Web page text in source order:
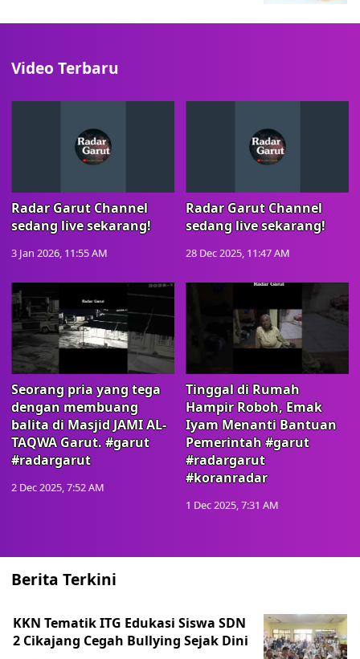
Video Terbaru
Radar Garut Channel
sedang live sekarang!
3 Jan 2026, 11:55 AM
Radar Garut Channel
sedang live sekarang!
28 Dec 2025, 11:47 AM
Seorang pria yang tega
dengan membuang
balita di Masjid JAMI AL-
TAQWA Garut. #garut
#radargarut
2 Dec 2025, 7:52 AM
Tinggal di Rumah
Hampir Roboh, Emak
Iyam Menanti Bantuan
Pemerintah #garut
#radargarut
#koranradar
1 Dec 2025, 7:31 AM
Berita Terkini
KKN Tematik ITG Edukasi Siswa SDN
2 Cikajang Cegah Bullying Sejak Dini